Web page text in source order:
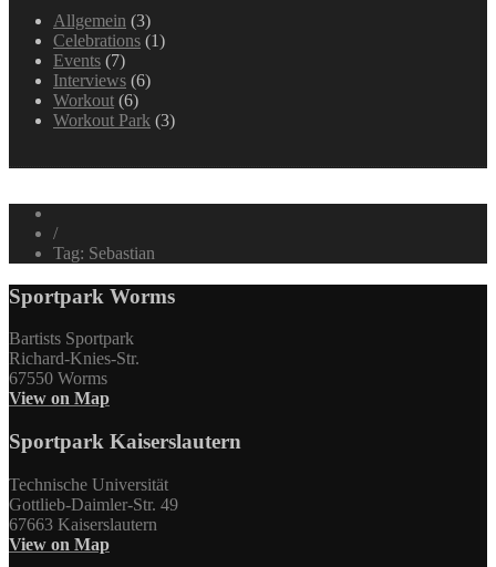
Allgemein (3)
Celebrations (1)
Events (7)
Interviews (6)
Workout (6)
Workout Park (3)
/
Tag: Sebastian
Sportpark Worms
Bartists Sportpark
Richard-Knies-Str.
67550 Worms
View on Map
Sportpark Kaiserslautern
Technische Universität
Gottlieb-Daimler-Str. 49
67663 Kaiserslautern
View on Map